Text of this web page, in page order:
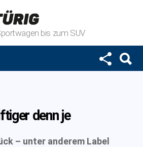
bis zum SUV
denn je
– unter anderem Label